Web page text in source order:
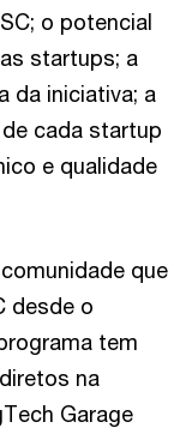
o potencial
startups; a
da iniciativa; a
cada startup
e qualidade
que
desde o
tem
na
Garage